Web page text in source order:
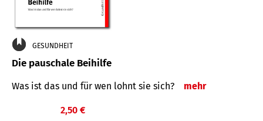
GESUNDHEIT
Die pauschale Beihilfe
Was ist das und für wen lohnt sie sich? mehr
2,50 €